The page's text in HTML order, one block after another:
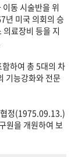
동 시술반을 위
년 미국 의회의 승
료장비 등을 지
하여 총 5대의 차
기능강화와 전문
정(1975.09.13.)
원을 개원하여 보